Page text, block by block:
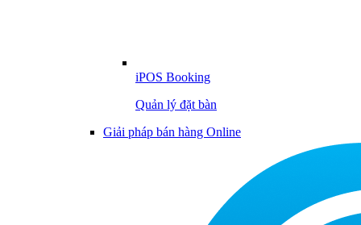
iPOS Booking
Quản lý đặt bàn
Giải pháp bán hàng Online